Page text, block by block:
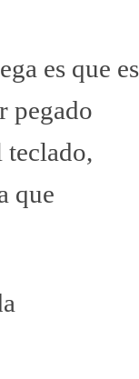
es que es
pegado
teclado,
que